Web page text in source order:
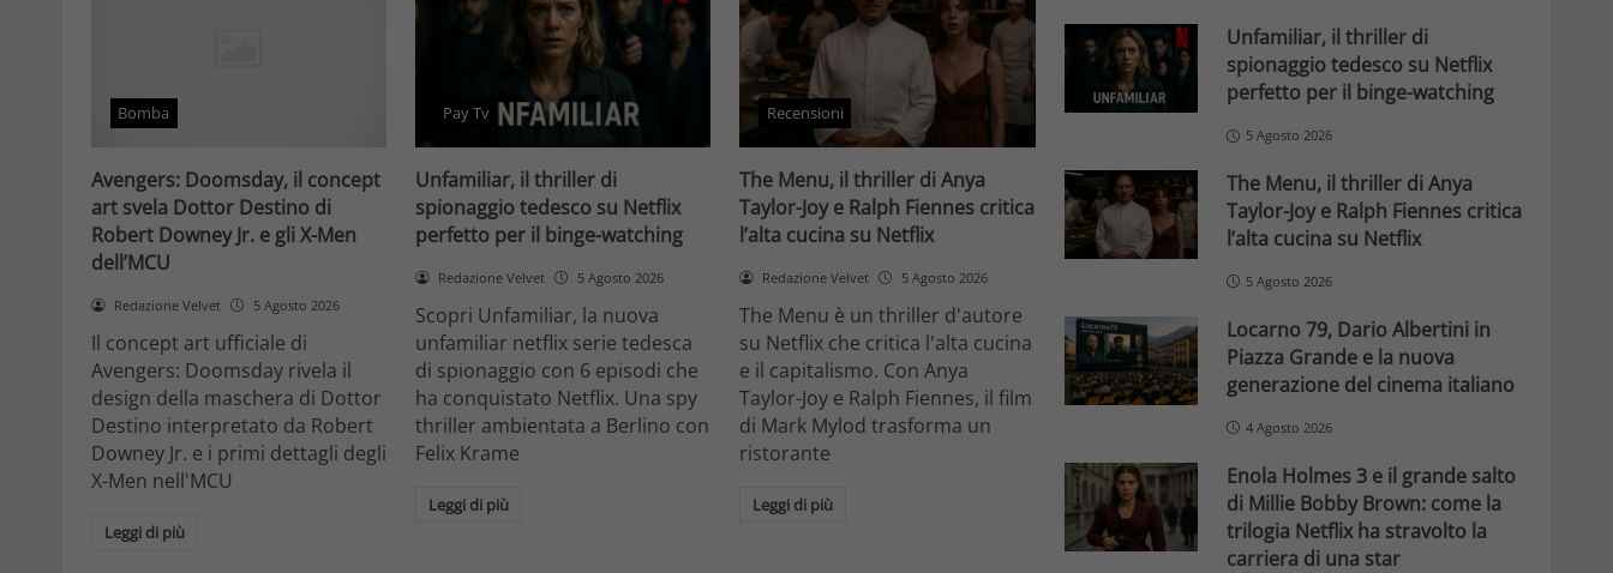
Bomba
Avengers: Doomsday, il concept
art svela Dottor Destino di
Robert Downey Jr. e gli X-Men
dell’MCU
Redazione Velvet 5 Agosto 2026
Il concept art ufficiale di
Avengers: Doomsday rivela il
design della maschera di Dottor
Destino interpretato da Robert
Downey Jr. e i primi dettagli degli
X-Men nell'MCU
Leggi di più
Pay Tv
Unfamiliar, il thriller di
spionaggio tedesco su Netflix
perfetto per il binge-watching
Redazione Velvet 5 Agosto 2026
Scopri Unfamiliar, la nuova
unfamiliar netflix serie tedesca
di spionaggio con 6 episodi che
ha conquistato Netflix. Una spy
thriller ambientata a Berlino con
Felix Krame
Leggi di più
Recensioni
The Menu, il thriller di Anya
Taylor-Joy e Ralph Fiennes critica
l’alta cucina su Netflix
Redazione Velvet 5 Agosto 2026
The Menu è un thriller d'autore
su Netflix che critica l'alta cucina
e il capitalismo. Con Anya
Taylor-Joy e Ralph Fiennes, il film
di Mark Mylod trasforma un
ristorante
Leggi di più
Unfamiliar, il thriller di
spionaggio tedesco su Netflix
perfetto per il binge-watching
5 Agosto 2026
The Menu, il thriller di Anya
Taylor-Joy e Ralph Fiennes critica
l’alta cucina su Netflix
5 Agosto 2026
Locarno 79, Dario Albertini in
Piazza Grande e la nuova
generazione del cinema italiano
4 Agosto 2026
Enola Holmes 3 e il grande salto
di Millie Bobby Brown: come la
trilogia Netflix ha stravolto la
carriera di una star